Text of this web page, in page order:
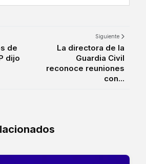
de
dijo
Siguiente
La directora de la
Guardia Civil
reconoce reuniones
con...